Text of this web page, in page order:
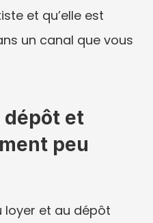
et qu’elle est
un canal que vous
dépôt et
peu
loyer et au dépôt